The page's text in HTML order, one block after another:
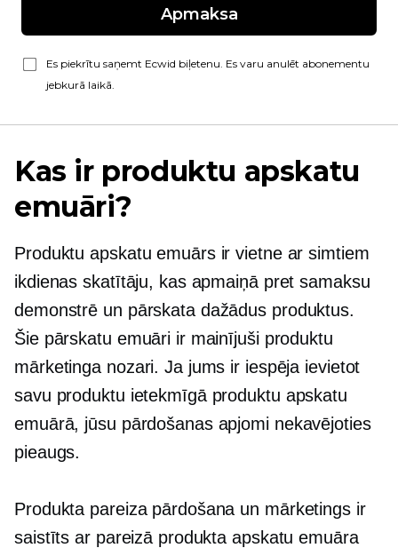
Apmaksa
Es piekrītu saņemt Ecwid biļetenu. Es varu anulēt abonementu
jebkurā laikā.
Kas ir produktu apskatu
emuāri?
Produktu apskatu emuārs ir vietne ar simtiem
ikdienas skatītāju, kas apmaiņā pret samaksu
demonstrē un pārskata dažādus produktus.
Šie pārskatu emuāri ir mainījuši produktu
mārketinga nozari. Ja jums ir iespēja ievietot
savu produktu ietekmīgā produktu apskatu
emuārā, jūsu pārdošanas apjomi nekavējoties
pieaugs.
Produkta pareiza pārdošana un mārketings ir
saistīts ar pareizā produkta apskatu emuāra